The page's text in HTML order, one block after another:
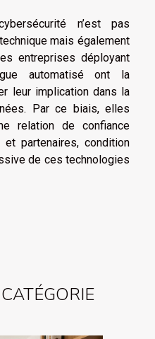
n’est pas
mais également
entreprises déployant
automatisé ont la
leur implication dans la
Par ce biais, elles
relation de confiance
partenaires, condition
de ces technologies